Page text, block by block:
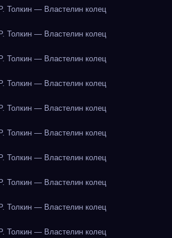
Толкин — Властелин колец
Толкин — Властелин колец
Толкин — Властелин колец
Толкин — Властелин колец
Толкин — Властелин колец
Толкин — Властелин колец
Толкин — Властелин колец
Толкин — Властелин колец
Толкин — Властелин колец
Толкин — Властелин колец